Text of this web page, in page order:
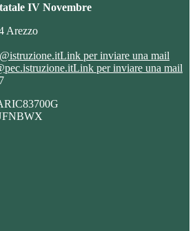
IV Novembre
Arezzo
Link per inviare una mail
Link per inviare una mail